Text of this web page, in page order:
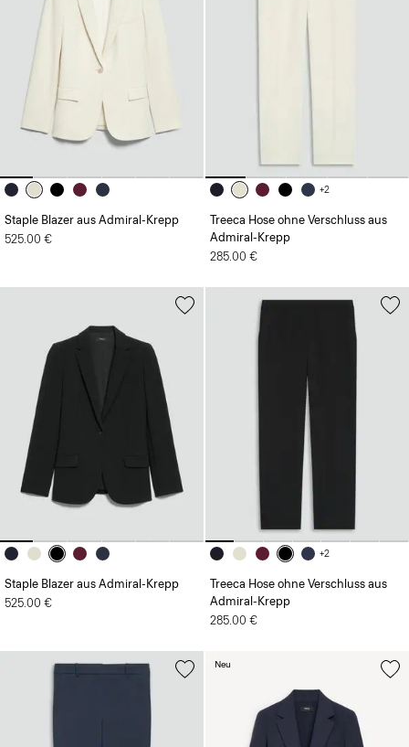
Staple Blazer aus Admiral-Krepp
525.00 €
+2
Treeca Hose ohne Verschluss aus
Admiral-Krepp
285.00 €
Staple Blazer aus Admiral-Krepp
525.00 €
+2
Treeca Hose ohne Verschluss aus
Admiral-Krepp
285.00 €
Neu